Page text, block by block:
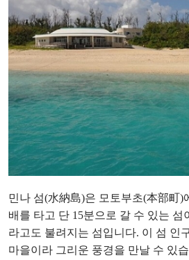
민나 섬(水納島)은 모토부초(本部町)
배를 타고 단 15분으로 갈 수 있는 섬
라고도 불려지는 섬입니다. 이 섬 인
마을이라 그리운 풍경을 만날 수 있